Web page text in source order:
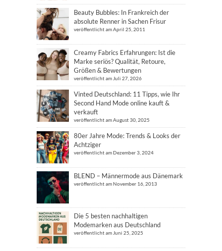
Beauty Bubbles: In Frankreich der
absolute Renner in Sachen Frisur
veröffentlicht am April 25, 2011
Creamy Fabrics Erfahrungen: Ist die
Marke seriös? Qualität, Retoure,
Größen & Bewertungen
veröffentlicht am Juli 27, 2026
Vinted Deutschland: 11 Tipps, wie Ihr
Second Hand Mode online kauft &
verkauft
veröffentlicht am August 30, 2025
80er Jahre Mode: Trends & Looks der
Achtziger
veröffentlicht am Dezember 3, 2024
BLEND – Männermode aus Dänemark
veröffentlicht am November 16, 2013
Die 5 besten nachhaltigen
Modemarken aus Deutschland
veröffentlicht am Juni 25, 2025